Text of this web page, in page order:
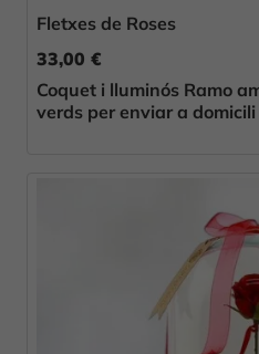
Fletxes de Roses
33,00 €
Coquet i lluminós Ramo
verds per enviar a